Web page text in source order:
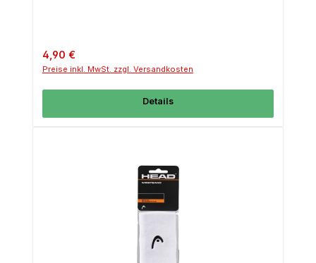
Regulärer Preis:
4,90 €
Preise inkl. MwSt. zzgl. Versandkosten
Details